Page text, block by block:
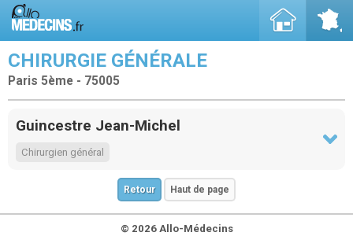
CHIRURGIE GÉNÉRALE
Paris 5ème - 75005
Guincestre Jean-Michel
Chirurgien général
Retour Haut de page
© 2026 Allo-Médecins